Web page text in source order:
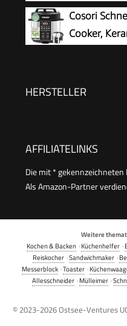
Induktions-
Edelstahl/Schwarz/
Cosori
Cooker,
HERSTELLER
AFFILIATELINKS
Die mit *
Als Amazon-Partner
Weitere
Kochen & Backen ·Küchenhelfer ·
Reiskocher·Sandwichmaker·
Messerblock ·Toaster ·
Allesschneider ·Mülleimer ·
© 2023-2026Ostsee-Ventures